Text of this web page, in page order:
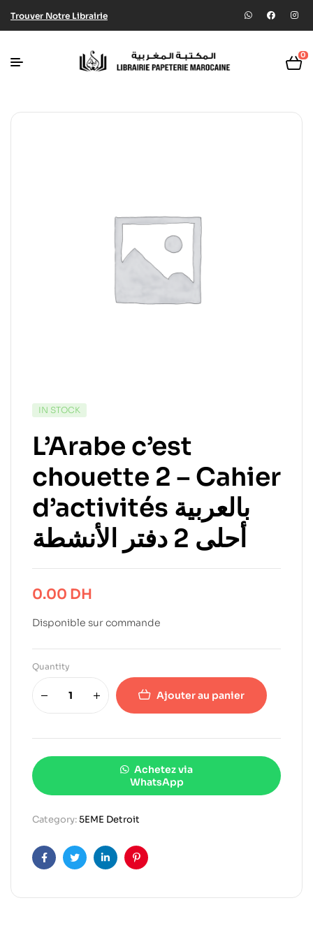
Trouver Notre Librairie
0
IN STOCK
L’Arabe c’est
chouette 2 – Cahier
d’activités بالعربية
أحلى 2 دفتر الأنشطة
0.00 DH
Disponible sur commande
Quantity
Ajouter au panier
Achetez via
WhatsApp
Category:5EME Detroit
FacebookTwitterLinkedinPinterest